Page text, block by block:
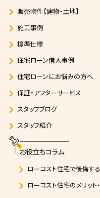
販売物件【建物・土地】
施工事例
標準仕様
住宅ローン借入事例
住宅ローンにお悩みの方へ
保証・アフターサービス
スタッフブログ
スタッフ紹介
お役立ちコラム
ローコスト住宅で後悔す
ローコスト住宅のメリット